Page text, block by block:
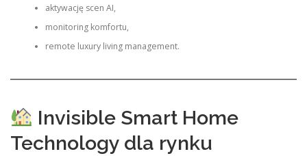
aktywację scen AI,
monitoring komfortu,
remote luxury living management.
Invisible Smart Home
Technology dla rynku